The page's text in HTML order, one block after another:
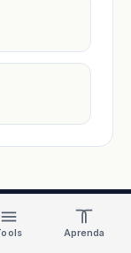
Aprenda